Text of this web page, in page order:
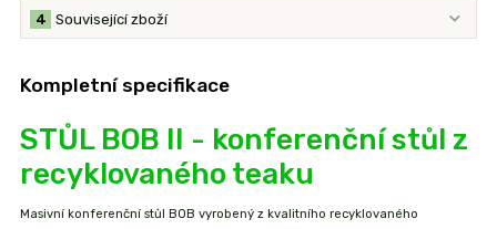
Související zboží
4
Kompletní specifikace
STŮL BOB II - konferenční stůl z
recyklovaného teaku
Masivní konferenční stůl BOB vyrobený z kvalitního recyklovaného